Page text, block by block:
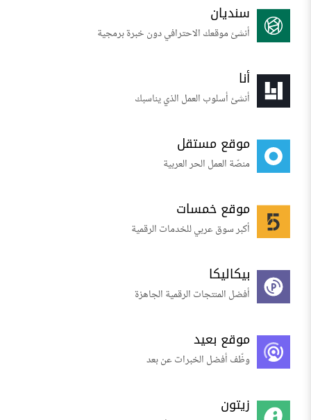
سنديان
أنشئ موقعك الاحترافي دون خبرة برمجية
أنا
أنشئ أسلوب العمل الذي يناسبك
موقع مستقل
منصّة العمل الحر العربية
موقع خمسات
أكبر سوق عربي للخدمات الرقمية
بيكاليكا
أفضل المنتجات الرقمية الجاهزة
موقع بعيد
وظّف أفضل الخبرات عن بعد
زيتون